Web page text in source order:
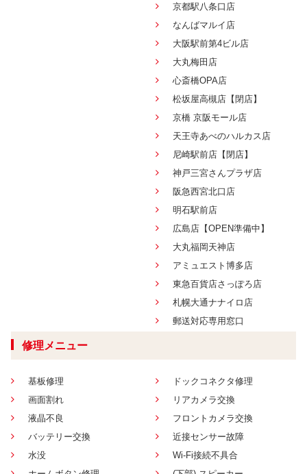
京都駅八条口店
なんばマルイ店
大阪駅前第4ビル店
大丸梅田店
心斎橋OPA店
松坂屋高槻店【閉店】
京橋 京阪モール店
天王寺あべのハルカス店
尼崎駅前店【閉店】
神戸三宮さんプラザ店
阪急西宮北口店
明石駅前店
広島店【OPEN準備中】
大丸福岡天神店
アミュエスト博多店
東急百貨店さっぽろ店
札幌大通ナナイロ店
郵送対応専用窓口
修理メニュー
基板修理
画面割れ
液晶不良
バッテリー交換
水没
ドックコネクタ修理
リアカメラ交換
フロントカメラ交換
近接センサー故障
Wi-Fi接続不具合